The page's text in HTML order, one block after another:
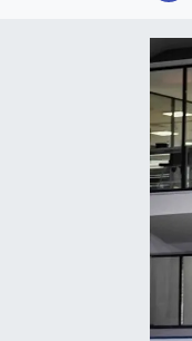
KÜLTÜR SANAT
FRAGMANLAR